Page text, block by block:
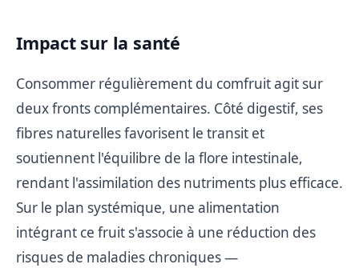
Impact sur la santé
Consommer régulièrement du comfruit agit sur
deux fronts complémentaires. Côté digestif, ses
fibres naturelles favorisent le transit et
soutiennent l'équilibre de la flore intestinale,
rendant l'assimilation des nutriments plus efficace.
Sur le plan systémique, une alimentation
intégrant ce fruit s'associe à une réduction des
risques de maladies chroniques —